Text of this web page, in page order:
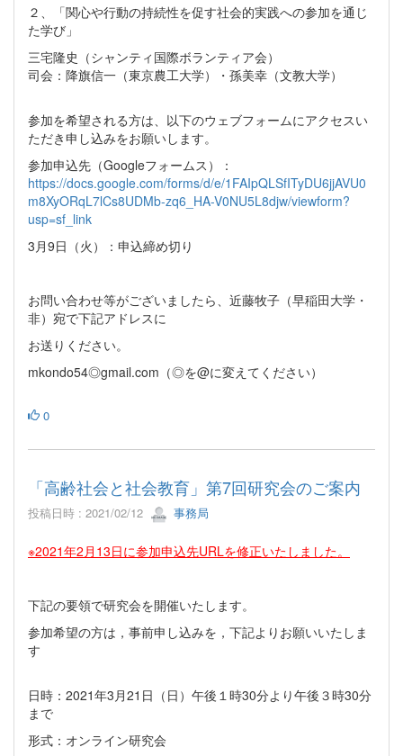
２、「関心や行動の持続性を促す社会的実践への参加を通じ
た学び」
三宅隆史（シャンティ国際ボランティア会）
司会：降旗信一（東京農工大学）・孫美幸（文教大学）
参加を希望される方は、以下のウェブフォームにアクセスい
ただき申し込みをお願いします。
参加申込先（Googleフォームス）：
https://docs.google.com/forms/d/e/1FAIpQLSfITyDU6jjAVU0
m8XyORqL7lCs8UDMb-zq6_HA-V0NU5L8djw/viewform?
usp=sf_link
3月9日（火）：申込締め切り
お問い合わせ等がございましたら、近藤牧子（早稲田大学・
非）宛で下記アドレスに
お送りください。
mkondo54◎gmail.com（◎を@に変えてください）
0
「高齢社会と社会教育」第7回研究会のご案内
投稿日時 : 2021/02/12 事務局
※2021年2月13日に参加申込先URLを修正いたしました。
下記の要領で研究会を開催いたします。
参加希望の方は，事前申し込みを，下記よりお願いいたしま
す
日時：2021年3月21日（日）午後１時30分より午後３時30分
まで
形式：オンライン研究会